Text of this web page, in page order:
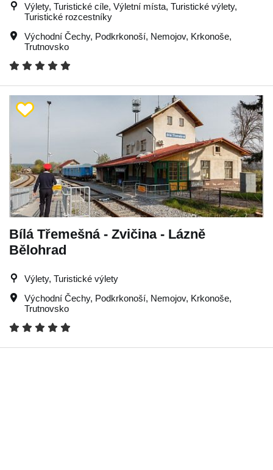
Výlety, Turistické cíle, Výletní místa, Turistické výlety,
Turistické rozcestníky
Východní Čechy, Podkrkonoší, Nemojov, Krkonoše,
Trutnovsko
Bílá Třemešná - Zvičina - Lázně
Bělohrad
Výlety, Turistické výlety
Východní Čechy, Podkrkonoší, Nemojov, Krkonoše,
Trutnovsko